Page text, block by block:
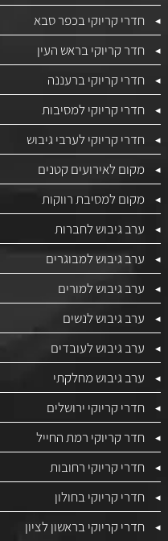
חדרי קריוקי בכפר סבא
חדר קריוקי בראש העין
חדרי קריוקי ברעננה
חדרי קריוקי למסיבות
חדרי קריוקי לערבי גיבוש
מקום לאירועים קטנים
מקום למסיבת רווקות
ערב גיבוש לחברות
ערב גיבוש למבוגרים
ערב גיבוש למורים
ערב גיבוש לנשים
ערב גיבוש לעובדים
ערב גיבוש מחלקתי
חדרי קריוקי ירושלים
חדר קריוקי רמת החייל
חדרי קריוקי רחובות
חדרי קריוקי בחולון
חדרי קריוקי בראשון לציון